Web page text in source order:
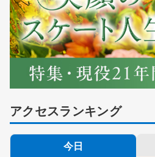
アクセスランキング
今日